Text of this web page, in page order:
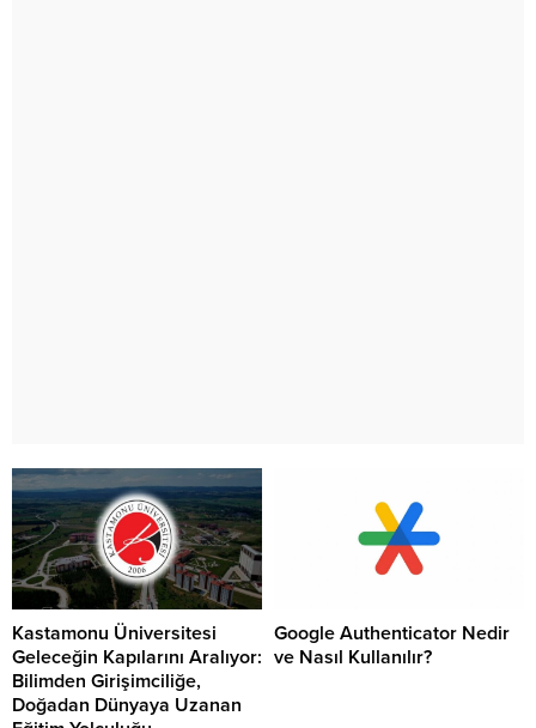
Kastamonu Üniversitesi
Geleceğin Kapılarını Aralıyor:
Bilimden Girişimciliğe,
Doğadan Dünyaya Uzanan
Google Authenticator Nedir
ve Nasıl Kullanılır?